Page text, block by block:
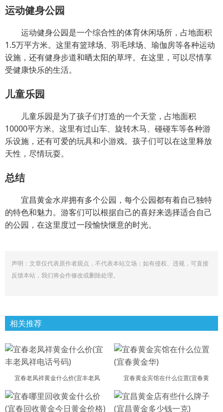
运动健身公园
运动健身公园是一个综合性的体育休闲场所，占地面积
1.5万平方米。这里有篮球场、羽毛球场、瑜伽房等各种运动
设施，还有健身步道和晒太阳的草坪。在这里，可以尽情享
受健康快乐的生活。
儿童乐园
儿童乐园是为了孩子们打造的一个天堂，占地面积
10000平方米。这里有过山车、旋转木马、碰碰车等各种游
乐设施，还有可爱的玩具和小游戏。孩子们可以在这里释放
天性，尽情玩耍。
总结
宜昌黄金水岸拥有多个公园，每个公园都有着自己独特
的特色和魅力。游客们可以根据自己的喜好来选择适合自己
的公园，在这里度过一段愉快惬意的时光。
声明：文章仅代表原作者观点，不代表本站立场；如有侵权、违规，可直接
反馈本站，我们将会作修改或删除处理。
相关推荐
宜春老凤祥黄金什么价(宜丰老凤 宜春黄金宾馆在什么位置(宜春黄